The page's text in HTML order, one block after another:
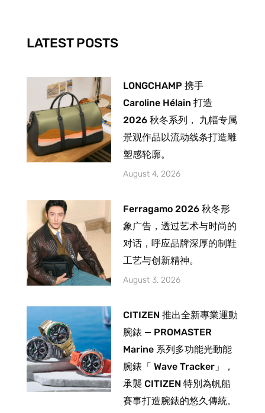
-
f
m
LATEST POSTS
LONGCHAMP 携手
Caroline Hélain 打造
2026 秋冬系列， 九幅专属
景观作品以流动线条打造雕
塑感轮廓。
August 4, 2026
Ferragamo 2026 秋冬形
象广告，透过艺术与时尚的
对话，呼应品牌深厚的制鞋
工艺与创新精神。
August 3, 2026
CITIZEN 推出全新專業運動
腕錶 — PROMASTER
Marine 系列多功能光動能
腕錶「 Wave Tracker」，
承襲 CITIZEN 特別為帆船
賽事打造腕錶的悠久傳統。